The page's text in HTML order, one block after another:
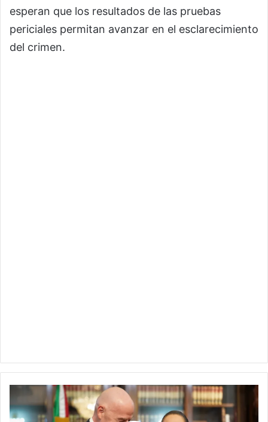
esperan que los resultados de las pruebas
periciales permitan avanzar en el esclarecimiento
del crimen.
Sheinbaum:
boletos
del